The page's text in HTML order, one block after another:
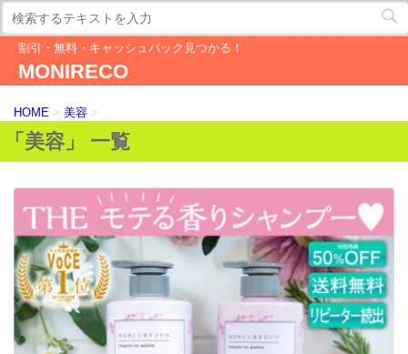
割引・無料・キャッシュバック見つかる！
MONIRECO
HOME > 美容 >
「美容」 一覧